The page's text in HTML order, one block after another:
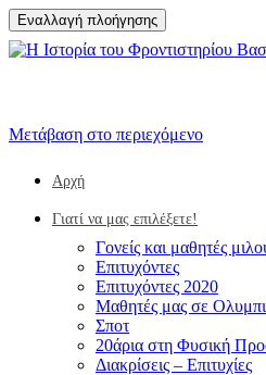
Εναλλαγή πλοήγησης
Μετάβαση στο περιεχόμενο
Αρχή
Γιατί να μας επιλέξετε!
Γονείς και μαθητές
Επιτυχόντες
Επιτυχόντες 2020
Μαθητές μας σε
Σποτ
20άρια στη Φυσική
Διακρίσεις – Επιτυχίες